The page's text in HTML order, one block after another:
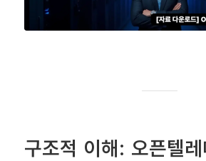
구조적 이해: 오픈텔레